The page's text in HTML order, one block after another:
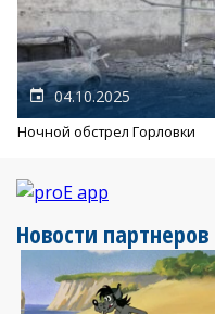
04.10.2025
Ночной обстрел Горловки
Новости партнеров